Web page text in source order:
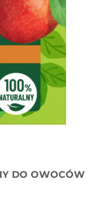
DO OWOCÓW